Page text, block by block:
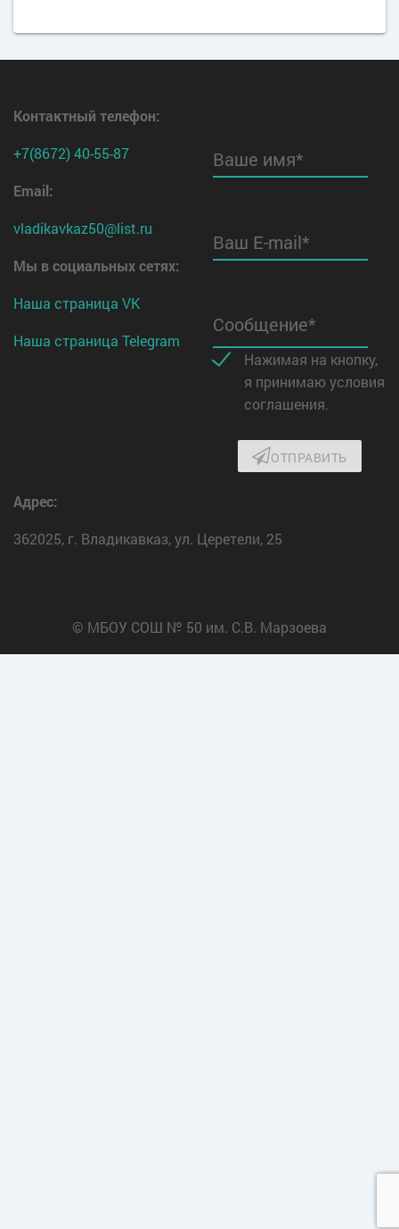
Контактный телефон:
+7(8672) 40-55-87
Email:
vladikavkaz50@list.ru
Мы в социальных сетях:
Наша страница VK
Наша страница Telegram
Ваше имя*
Ваш E-mail*
Сообщение*
Нажимая на кнопку,
я принимаю условия
соглашения.
ОТПРАВИТЬ
Адрес:
362025, г. Владикавказ, ул. Церетели, 25
© МБОУ СОШ № 50 им. С.В. Марзоева